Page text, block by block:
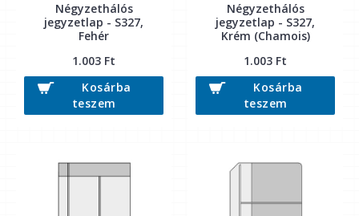
Négyzethálós
jegyzetlap - S327,
Fehér
1.003 Ft
Kosárba
teszem
Négyzethálós
jegyzetlap - S327,
Krém (Chamois)
1.003 Ft
Kosárba
teszem